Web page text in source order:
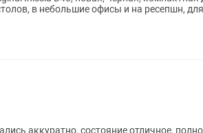
в небольшие офисы и на ресепшн, для
аккуратно, состояние отличное,